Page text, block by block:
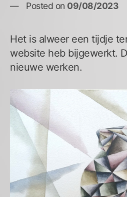
Posted on 09/08/2023
Het is alweer een tijdje
website heb bijgewerkt.
nieuwe werken.